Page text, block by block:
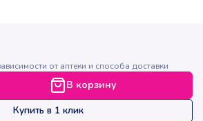
от аптеки и способа доставки
В корзину
Купить в 1 клик